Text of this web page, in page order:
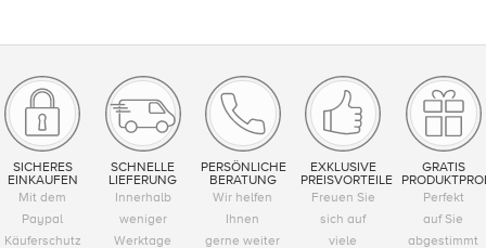
SICHERES
EINKAUFEN
Mit dem
Paypal
Käuferschutz
SCHNELLE
LIEFERUNG
Innerhalb
weniger
Werktage
PERSÖNLICHE
BERATUNG
Wir helfen
Ihnen
gerne weiter
EXKLUSIVE
PREISVORTEILE
Freuen Sie
sich auf
viele
GRATIS
Perfekt
auf Sie
abgestimmt